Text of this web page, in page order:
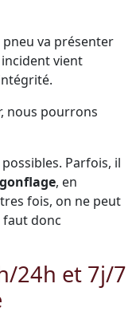
va présenter
vient
nous pourrons
Parfois, il
, en
fois, on ne peut
faut donc
24h et 7j/7